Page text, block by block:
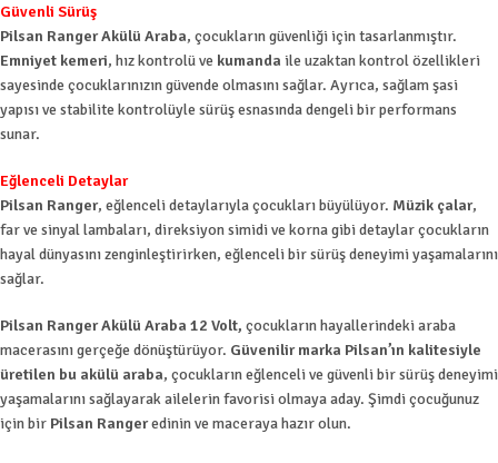
Güvenli Sürüş
Pilsan Ranger Akülü Araba, çocukların güvenliği için tasarlanmıştır.
Emniyet kemeri, hız kontrolü ve kumanda ile uzaktan kontrol özellikleri
sayesinde çocuklarınızın güvende olmasını sağlar. Ayrıca, sağlam şasi
yapısı ve stabilite kontrolüyle sürüş esnasında dengeli bir performans
sunar.
Eğlenceli Detaylar
Pilsan Ranger, eğlenceli detaylarıyla çocukları büyülüyor. Müzik çalar,
far ve sinyal lambaları, direksiyon simidi ve korna gibi detaylar çocukların
hayal dünyasını zenginleştirirken, eğlenceli bir sürüş deneyimi yaşamalarını
sağlar.
Pilsan Ranger Akülü Araba 12 Volt, çocukların hayallerindeki araba
macerasını gerçeğe dönüştürüyor. Güvenilir marka Pilsan’ın kalitesiyle
üretilen bu akülü araba, çocukların eğlenceli ve güvenli bir sürüş deneyimi
yaşamalarını sağlayarak ailelerin favorisi olmaya aday. Şimdi çocuğunuz
için bir Pilsan Rangeredinin ve maceraya hazır olun.